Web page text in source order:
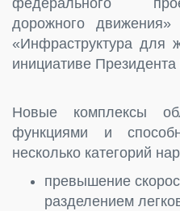
дорожного движения»
«Инфраструктура для
инициативе Президента
Новые комплексы
функциями и
несколько категорий
превышение
разделением